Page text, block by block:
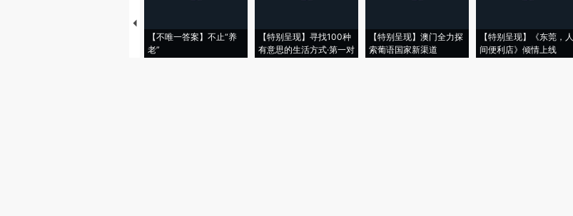
【不唯一答案】不止“养
老”
【特别呈现】寻找100种
有意思的生活方式·第一对
【特别呈现】澳门全力探
索葡语国家新渠道
【特别呈现】《东莞，人
间便利店》倾情上线